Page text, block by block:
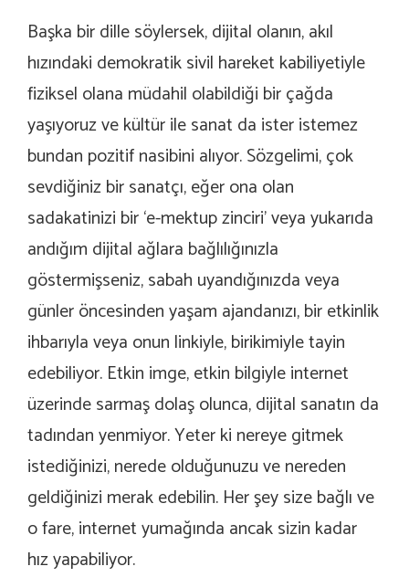
Başka bir dille söylersek, dijital olanın, akıl
hızındaki demokratik sivil hareket kabiliyetiyle
fiziksel olana müdahil olabildiği bir çağda
yaşıyoruz ve kültür ile sanat da ister istemez
bundan pozitif nasibini alıyor. Sözgelimi, çok
sevdiğiniz bir sanatçı, eğer ona olan
sadakatinizi bir ‘e-mektup zinciri’ veya yukarıda
andığım dijital ağlara bağlılığınızla
göstermişseniz, sabah uyandığınızda veya
günler öncesinden yaşam ajandanızı, bir etkinlik
ihbarıyla veya onun linkiyle, birikimiyle tayin
edebiliyor. Etkin imge, etkin bilgiyle internet
üzerinde sarmaş dolaş olunca, dijital sanatın da
tadından yenmiyor. Yeter ki nereye gitmek
istediğinizi, nerede olduğunuzu ve nereden
geldiğinizi merak edebilin. Her şey size bağlı ve
o fare, internet yumağında ancak sizin kadar
hız yapabiliyor.